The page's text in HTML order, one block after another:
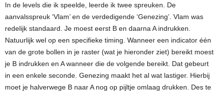
In de levels die ik speelde, leerde ik twee spreuken. De
aanvalsspreuk ‘Vlam’ en de verdedigende ‘Genezing’. Vlam was
redelijk standaard. Je moest eerst B en daarna A indrukken.
Natuurlijk wel op een specifieke timing. Wanneer een indicator één
van de grote bollen in je raster (wat je hieronder ziet) bereikt moest
je B indrukken en A wanneer die de volgende bereikt. Dat gebeurt
in een enkele seconde. Genezing maakt het al wat lastiger. Hierbij
moet je halverwege B naar A nog op pijltje omlaag drukken. Des te